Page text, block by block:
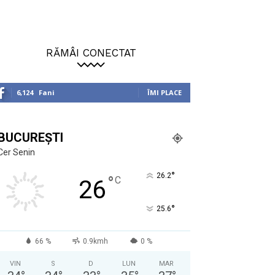
RĂMÂI CONECTAT
6,124 Fani ÎMI PLACE
Senin
26°C 26.2°
25.6°
66 % 0.9kmh 0 %
VIN S D LUN MAR